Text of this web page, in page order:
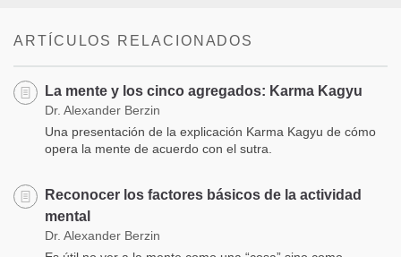
ARTÍCULOS RELACIONADOS
La mente y los cinco agregados: Karma Kagyu
Dr. Alexander Berzin
Una presentación de la explicación Karma Kagyu de cómo
opera la mente de acuerdo con el sutra.
Reconocer los factores básicos de la actividad
mental
Dr. Alexander Berzin